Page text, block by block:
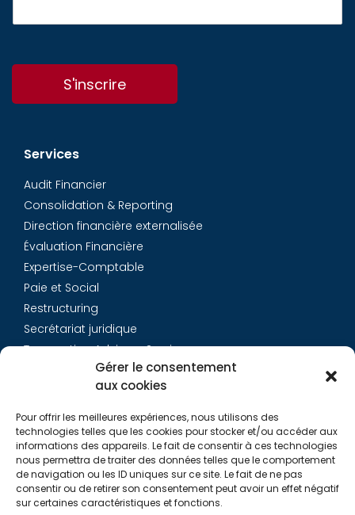
Gérer le consentement
aux cookies
Pour offrir les meilleures expériences, nous utilisons des
technologies telles que les cookies pour stocker et/ou accéder aux
informations des appareils. Le fait de consentir à ces technologies
nous permettra de traiter des données telles que le comportement
de navigation ou les ID uniques sur ce site. Le fait de ne pas
consentir ou de retirer son consentement peut avoir un effet négatif
sur certaines caractéristiques et fonctions.
S'inscrire
Services
Audit Financier
Consolidation & Reporting
Direction financière externalisée
Évaluation Financière
Expertise-Comptable
Paie et Social
Restructuring
Secrétariat juridique
Transaction Advisory Services
Équipe
Carrières
Contact
Liens utiles